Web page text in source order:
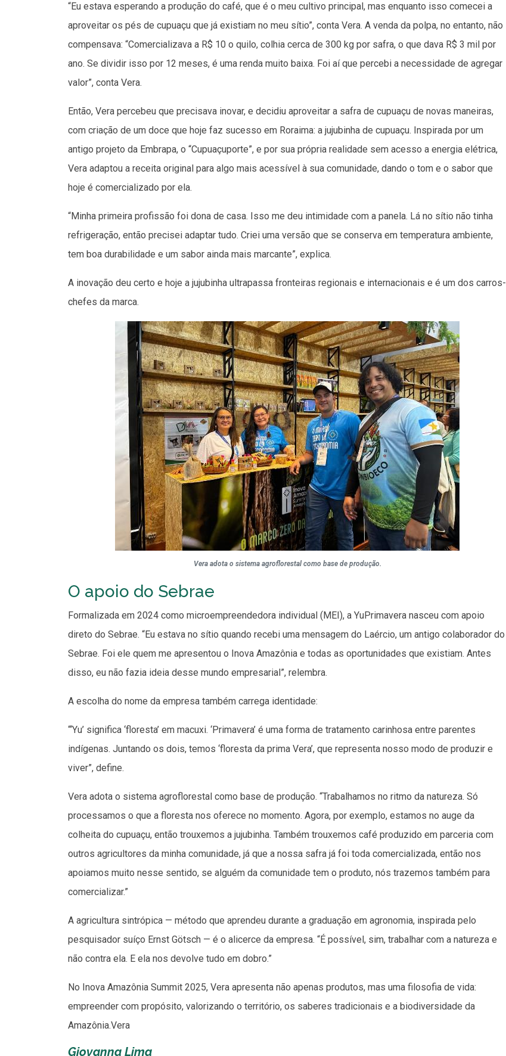
“Eu estava esperando a produção do café, que é o meu cultivo principal, mas enquanto isso comecei a
aproveitar os pés de cupuaçu que já existiam no meu sítio”, conta Vera. A venda da polpa, no entanto, não
compensava: “Comercializava a R$ 10 o quilo, colhia cerca de 300 kg por safra, o que dava R$ 3 mil por
ano. Se dividir isso por 12 meses, é uma renda muito baixa. Foi aí que percebi a necessidade de agregar
valor”, conta Vera.
Então, Vera percebeu que precisava inovar, e decidiu aproveitar a safra de cupuaçu de novas maneiras,
com criação de um doce que hoje faz sucesso em Roraima: a jujubinha de cupuaçu. Inspirada por um
antigo projeto da Embrapa, o “Cupuaçuporte”, e por sua própria realidade sem acesso a energia elétrica,
Vera adaptou a receita original para algo mais acessível à sua comunidade, dando o tom e o sabor que
hoje é comercializado por ela.
“Minha primeira profissão foi dona de casa. Isso me deu intimidade com a panela. Lá no sítio não tinha
refrigeração, então precisei adaptar tudo. Criei uma versão que se conserva em temperatura ambiente,
tem boa durabilidade e um sabor ainda mais marcante”, explica.
A inovação deu certo e hoje a jujubinha ultrapassa fronteiras regionais e internacionais e é um dos carros-
chefes da marca.
Vera adota o sistema agroflorestal como base de produção.
O apoio do Sebrae
Formalizada em 2024 como microempreendedora individual (MEI), a YuPrimavera nasceu com apoio
direto do Sebrae. “Eu estava no sítio quando recebi uma mensagem do Laércio, um antigo colaborador do
Sebrae. Foi ele quem me apresentou o Inova Amazônia e todas as oportunidades que existiam. Antes
disso, eu não fazia ideia desse mundo empresarial”, relembra.
A escolha do nome da empresa também carrega identidade:
“‘Yu’ significa ‘floresta’ em macuxi. ‘Primavera’ é uma forma de tratamento carinhosa entre parentes
indígenas. Juntando os dois, temos ‘floresta da prima Vera’, que representa nosso modo de produzir e
viver”, define.
Vera adota o sistema agroflorestal como base de produção. “Trabalhamos no ritmo da natureza. Só
processamos o que a floresta nos oferece no momento. Agora, por exemplo, estamos no auge da
colheita do cupuaçu, então trouxemos a jujubinha. Também trouxemos café produzido em parceria com
outros agricultores da minha comunidade, já que a nossa safra já foi toda comercializada, então nos
apoiamos muito nesse sentido, se alguém da comunidade tem o produto, nós trazemos também para
comercializar.”
A agricultura sintrópica — método que aprendeu durante a graduação em agronomia, inspirada pelo
pesquisador suíço Ernst Götsch — é o alicerce da empresa. “É possível, sim, trabalhar com a natureza e
não contra ela. E ela nos devolve tudo em dobro.”
No Inova Amazônia Summit 2025, Vera apresenta não apenas produtos, mas uma filosofia de vida:
empreender com propósito, valorizando o território, os saberes tradicionais e a biodiversidade da
Amazônia.Vera
Giovanna Lima